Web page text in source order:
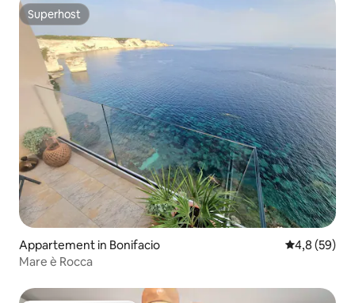
Superhost
Superhost
Appartement in Bonifacio Gemiddelde
4,8 (59)
Mare è Rocca